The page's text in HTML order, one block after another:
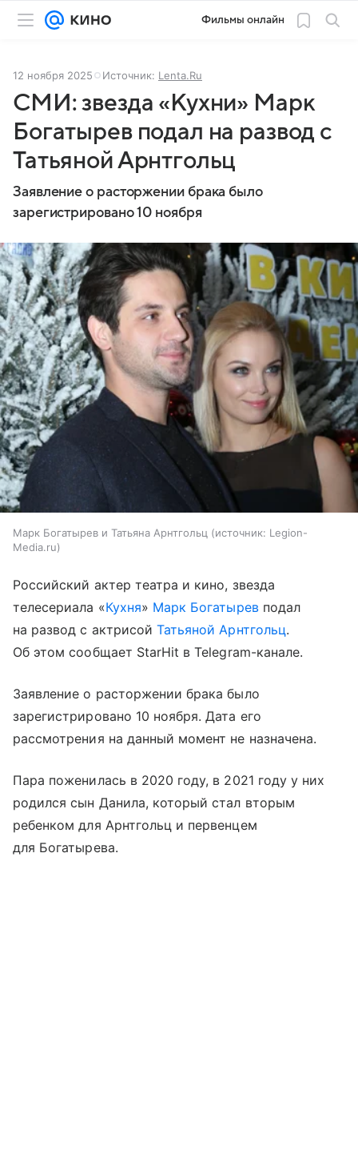
Фильмы онлайн
12 ноября 2025 Источник: Lenta.Ru
СМИ: звезда «Кухни» Марк
Богатырев подал на развод с
Татьяной Арнтгольц
Заявление о расторжении брака было
зарегистрировано 10 ноября
Марк Богатырев и Татьяна Арнтгольц источник: Legion-
Media.ru
Российский актер театра и кино, звезда
телесериала «Кухня» Марк Богатыревподал
на развод с актрисойТатьяной Арнтгольц.
Об этом сообщает StarHit в Telegram-канале.
Заявление о расторжении брака было
зарегистрировано 10 ноября. Дата его
рассмотрения на данный момент не назначена.
Пара поженилась в 2020 году, в 2021 году у них
родился сын Данила, который стал вторым
ребенком для Арнтгольц и первенцем
для Богатырева.